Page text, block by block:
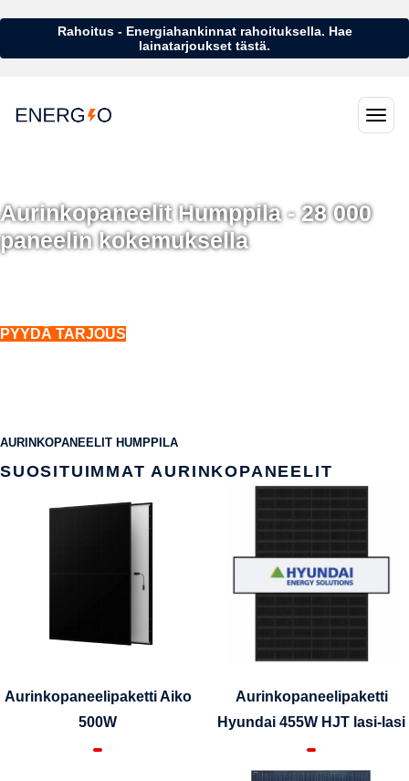
Rahoitus - Energiahankinnat rahoituksella. Hae
lainatarjoukset tästä.
Aurinkopaneelit Humppila - 28 000
paneelin kokemuksella
PYYDÄ TARJOUS
AURINKOPANEELIT HUMPPILA
SUOSITUIMMAT AURINKOPANEELIT
Aurinkopaneelipaketti Aiko
500W
Aurinkopaneelipaketti
Hyundai 455W HJT lasi-lasi